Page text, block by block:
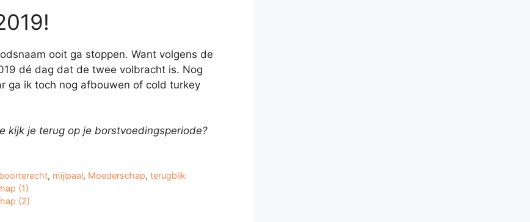
ooit ga stoppen. Want volgens de
dé dag dat de twee volbracht is. Nog
ga ik toch nog afbouwen of cold turkey
kijk je terug op je borstvoedingsperiode?
, mijlpaal, Moederschap,terugblik
(1)
(2)